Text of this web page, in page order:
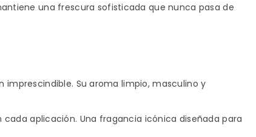
una frescura sofisticada que nunca pasa de
imprescindible. Su aroma limpio, masculino y
aplicación. Una fragancia icónica diseñada para